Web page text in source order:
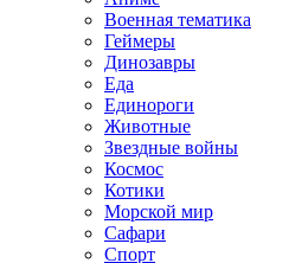
Военная тематика
Геймеры
Динозавры
Еда
Единороги
Животные
Звездные войны
Космос
Котики
Морской мир
Сафари
Спорт